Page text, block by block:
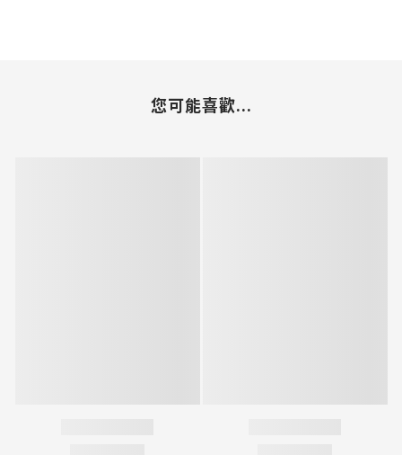
您可能喜歡...